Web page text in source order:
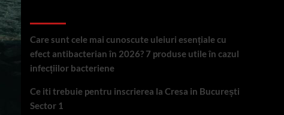
Care sunt cele mai cunoscute uleiuri esențiale cu
efect antibacterian în 2026? 7 produse utile în cazul
infecțiilor bacteriene
Ce iti trebuie pentru inscrierea la Cresa in București
Sector 1